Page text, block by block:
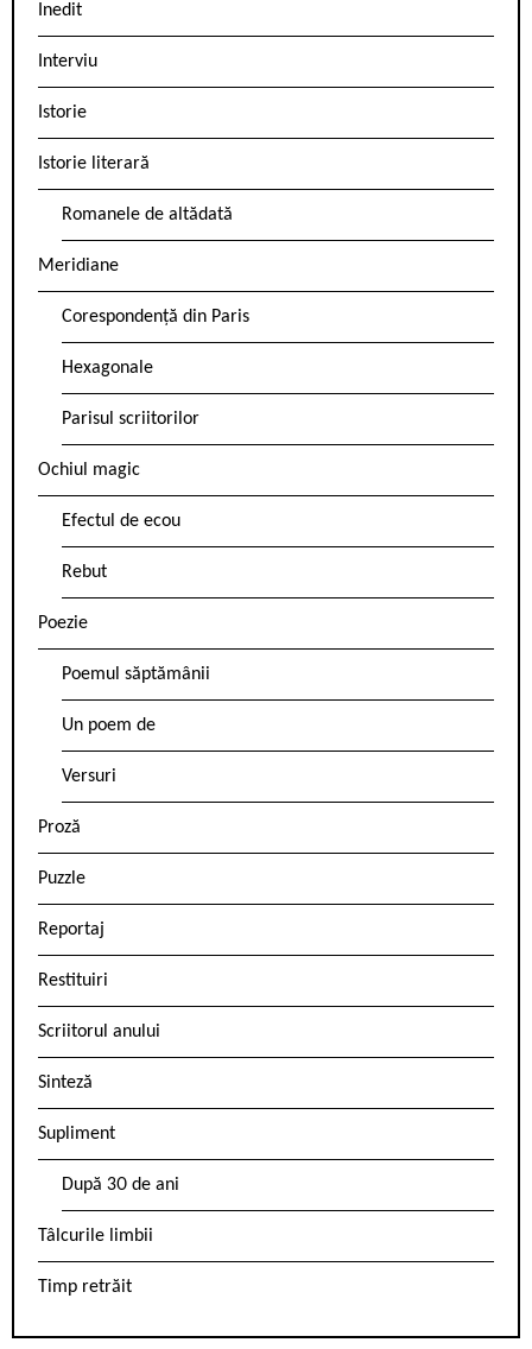
Inedit
Interviu
Istorie
Istorie literară
Romanele de altădată
Meridiane
Corespondență din Paris
Hexagonale
Parisul scriitorilor
Ochiul magic
Efectul de ecou
Rebut
Poezie
Poemul săptămânii
Un poem de
Versuri
Proză
Puzzle
Reportaj
Restituiri
Scriitorul anului
Sinteză
Supliment
După 30 de ani
Tâlcurile limbii
Timp retrăit